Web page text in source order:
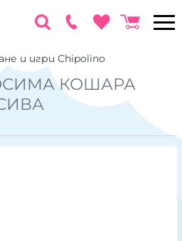
и игри Chipolino
КОШАРА